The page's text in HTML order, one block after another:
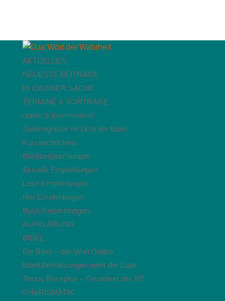
AKTUELLES
NEUESTE BEITRÄGE
IN EIGENER SACHE
TERMINE & VORTRÄGE
notiert & kommentiert
Zeitereignisse im Licht der Bibel
Kurznachrichten
Buchbesprechungen
Aktuelle Empfehlungen
Lese-Empfehlungen
Hör-Empfehlungen
Buch-Empfehlungen
AUFKLÄRUNG
BIBEL
Die Bibel – das Wort Gottes
Bibelübersetzungen unter der Lupe
Textus Receptus – Grundtext des NT
CHARISMATIK